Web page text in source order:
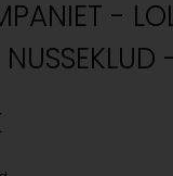
-